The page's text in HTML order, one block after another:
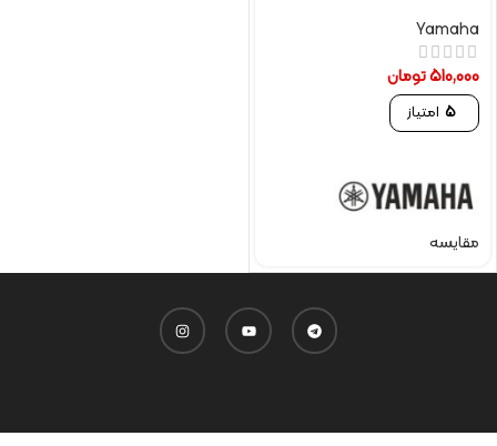
Yamaha
510,000تومان
5 امتیاز
مقایسه